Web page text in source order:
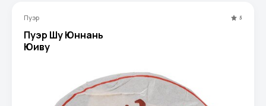
Пуэр 5
Пуэр Шу Юннань
Юиву